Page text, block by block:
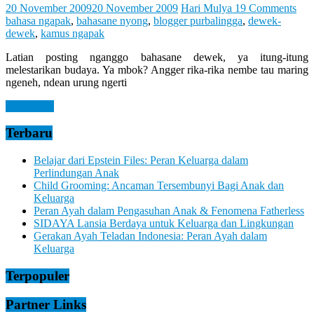
You
Feel
It
20 November 200920 November 2009 Hari Mulya 19 Comments
bahasa ngapak, bahasane nyong, blogger purbalingga, dewek-
dewek, kamus ngapak
Latian posting nganggo bahasane dewek, ya itung-itung
melestarikan budaya. Ya mbok? Angger rika-rika nembe tau maring
ngeneh, ndean urung ngerti
Terbaru
Belajar dari Epstein Files: Peran Keluarga dalam
Perlindungan Anak
Child Grooming: Ancaman Tersembunyi Bagi Anak dan
Keluarga
Peran Ayah dalam Pengasuhan Anak & Fenomena Fatherless
SIDAYA Lansia Berdaya untuk Keluarga dan Lingkungan
Gerakan Ayah Teladan Indonesia: Peran Ayah dalam
Keluarga
Terpopuler
Partner Links